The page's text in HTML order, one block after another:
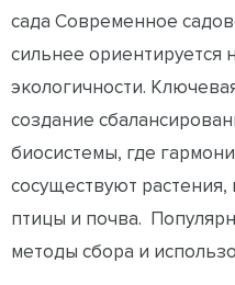
сада Современное
сильнее ориентируется
экологичности.
создание
биосистемы, где
сосуществуют растения,
птицы и почва.
методы сбора и